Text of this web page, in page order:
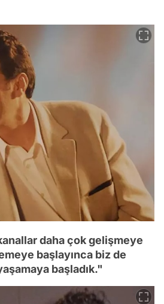
daha çok gelişmeye
başlayınca biz de
başladık."